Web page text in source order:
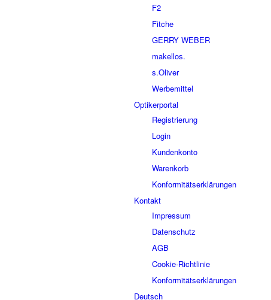
F2
Fitche
GERRY WEBER
makellos.
s.Oliver
Werbemittel
Optikerportal
Registrierung
Login
Kundenkonto
Warenkorb
Konformitätserklärungen
Kontakt
Impressum
Datenschutz
AGB
Cookie-Richtlinie
Konformitätserklärungen
Deutsch